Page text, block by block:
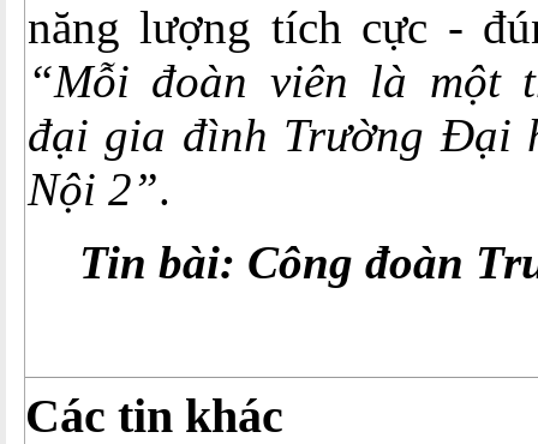
năng lượng tích cực -
“Mỗi đoàn viên là một
đại gia đình Trường Đại
Nội 2”.
Tin bài: Công đoàn
Các tin khác